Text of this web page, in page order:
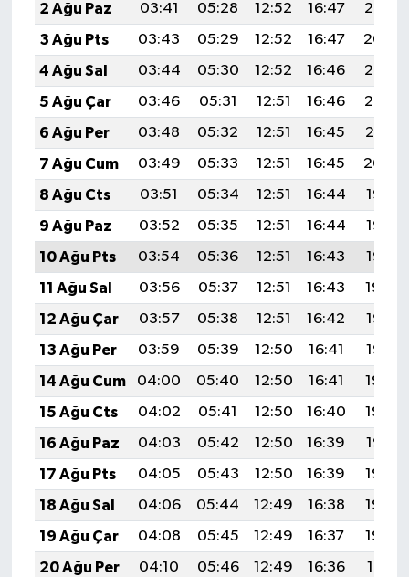
2 Ağu Paz
03:41 05:28 12:52 16:47
20:06
3 Ağu Pts
03:43 05:29 12:52 16:47
20:04
4 Ağu Sal
03:44 05:30 12:52 16:46
20:03
5 Ağu Çar
03:46 05:31 12:51 16:46
20:02
6 Ağu Per
03:48 05:32 12:51 16:45
20:01
7 Ağu Cum
03:49 05:33 12:51 16:45
20:00
8 Ağu Cts
03:51 05:34 12:51 16:44
19:58
9 Ağu Paz
03:52 05:35 12:51 16:44
19:57
10 Ağu Pts
03:54 05:36 12:51 16:43
19:56
11 Ağu Sal
03:56 05:37 12:51 16:43
19:54
12 Ağu Çar
03:57 05:38 12:51 16:42
19:53
13 Ağu Per
03:59 05:39 12:50 16:41
19:52
14 Ağu Cum
04:00 05:40 12:50 16:41
19:50
15 Ağu Cts
04:02 05:41 12:50 16:40
19:49
16 Ağu Paz
04:03 05:42 12:50 16:39
19:47
17 Ağu Pts
04:05 05:43 12:50 16:39
19:46
18 Ağu Sal
04:06 05:44 12:49 16:38
19:44
19 Ağu Çar
04:08 05:45 12:49 16:37
19:43
20 Ağu Per
04:10 05:46 12:49 16:36
19:41